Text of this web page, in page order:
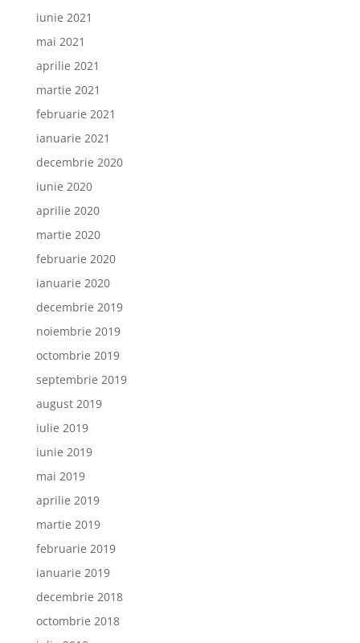
iunie 2021
mai 2021
aprilie 2021
martie 2021
februarie 2021
ianuarie 2021
decembrie 2020
iunie 2020
aprilie 2020
martie 2020
februarie 2020
ianuarie 2020
decembrie 2019
noiembrie 2019
octombrie 2019
septembrie 2019
august 2019
iulie 2019
iunie 2019
mai 2019
aprilie 2019
martie 2019
februarie 2019
ianuarie 2019
decembrie 2018
octombrie 2018